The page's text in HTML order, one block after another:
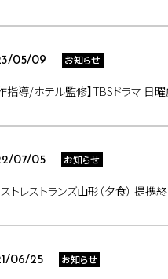
05/09 お知らせ
指導/ホテル監修】TBSドラマ 日
07/05 お知らせ
トレストランズ山形（夕食） 提携
06/25 お知らせ